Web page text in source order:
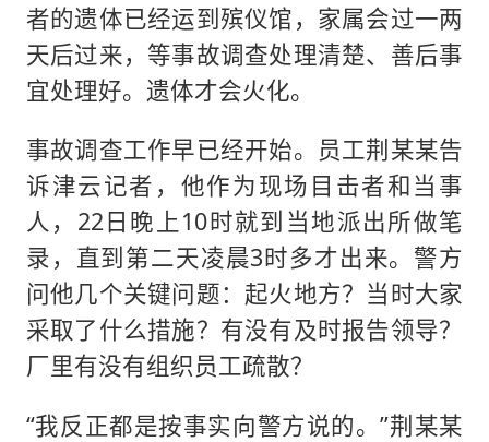
者的遗体已经运到殡仪馆，家属会过一两
天后过来，等事故调查处理清楚、善后事
宜处理好。遗体才会火化。
事故调查工作早已经开始。员工荆某某告
诉津云记者，他作为现场目击者和当事
人，22日晚上10时就到当地派出所做笔
录，直到第二天凌晨3时多才出来。警方
问他几个关键问题：起火地方？当时大家
采取了什么措施？有没有及时报告领导？
厂里有没有组织员工疏散？
“我反正都是按事实向警方说的。”荆某某